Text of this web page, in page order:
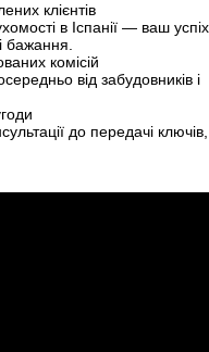
клієнтів
в Іспанії — ваш успіх
бажання.
комісій
від забудовників і
до передачі ключів,